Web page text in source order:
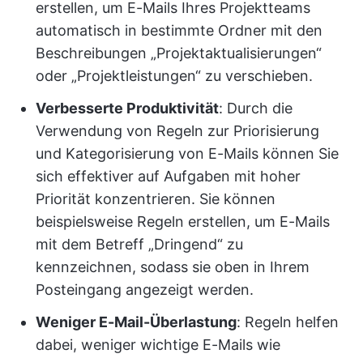
erstellen, um E-Mails Ihres Projektteams
automatisch in bestimmte Ordner mit den
Beschreibungen „Projektaktualisierungen“
oder „Projektleistungen“ zu verschieben.
Verbesserte Produktivität: Durch die
Verwendung von Regeln zur Priorisierung
und Kategorisierung von E-Mails können Sie
sich effektiver auf Aufgaben mit hoher
Priorität konzentrieren. Sie können
beispielsweise Regeln erstellen, um E-Mails
mit dem Betreff „Dringend“ zu
kennzeichnen, sodass sie oben in Ihrem
Posteingang angezeigt werden.
Weniger E-Mail-Überlastung: Regeln helfen
dabei, weniger wichtige E-Mails wie